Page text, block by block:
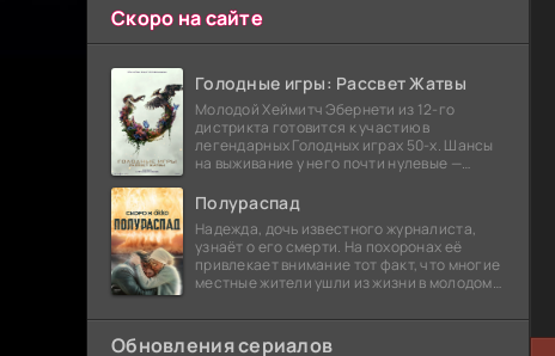
Скоро на сайте
Голодные игры: Рассвет Жатвы
Молодой Хеймитч Эбернети из 12-го
дистрикта готовится к участию в
легендарных Голодных играх 50-х. Шансы
на выживание у него почти нулевые —
победу еще сорок
Полураспад
Надежда, дочь известного журналиста,
узнаёт о его смерти. На похоронах её
привлекает внимание тот факт, что многие
местные жители ушли из жизни в молодом
бомбы
Обновления сериалов